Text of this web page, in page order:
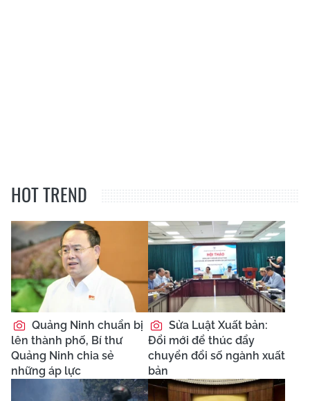
HOT TREND
Quảng Ninh chuẩn bị
lên thành phố, Bí thư
Quảng Ninh chia sẻ
những áp lực
Sửa Luật Xuất bản:
Đổi mới để thúc đẩy
chuyển đổi số ngành xuất
bản